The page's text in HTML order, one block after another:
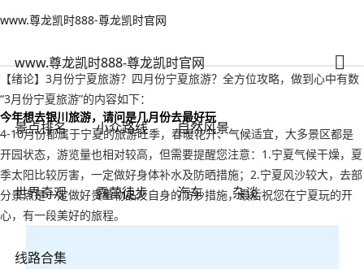
www.尊龙凯时888-尊龙凯时官网
www.尊龙凯时888-尊龙凯时官网
景点排名 小众路线 自然风景
世界奇观 露营徒步 汽车 杂谈
线路合集
www.尊龙凯时888-尊龙凯时官网
3月份宁夏旅游？四月份宁夏旅游-www.尊龙凯时888
【绪论】3月份宁夏旅游？四月份宁夏旅游？全方位攻略，做到心中有数
“3月份宁夏旅游”的内容如下：
今年想去银川旅游，请问是几月份去最好玩
4-10月份都属于宁夏的旅游旺季，春暖花开、气候适宜，大多景区都是
开园状态，游览量也相对较高，但需要提醒您注意：1.宁夏气候干燥，夏
季太阳比较厉害，一定做好身体补水及防晒措施；2.宁夏风沙较大，去部
分景点是一定做好贵重物品及自身的防沙措施，最后祝您在宁夏玩的开
心，有一段美好的旅程。